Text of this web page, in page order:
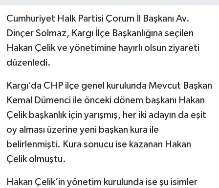
Cumhuriyet Halk Partisi Çorum İl Başkanı Av.
Dinçer Solmaz, Kargı İlçe Başkanlığına seçilen
Hakan Çelik ve yönetimine hayırlı olsun ziyareti
düzenledi.
Kargı’da CHP ilçe genel kurulunda Mevcut Başkan
Kemal Dümenci ile önceki dönem başkanı Hakan
Çelik başkanlık için yarışmış, her iki adayın da eşit
oy alması üzerine yeni başkan kura ile
belirlenmişti. Kura sonucu ise kazanan Hakan
Çelik olmuştu.
Hakan Çelik’in yönetim kurulunda ise şu isimler